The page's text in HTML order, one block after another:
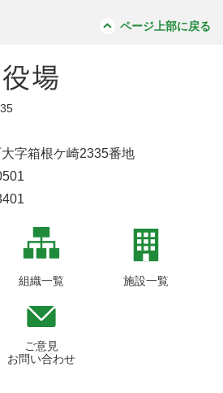
ページ上部に戻る
字箱根ケ崎2335番地
組織一覧 施設一覧
ご意見
お問い合わせ